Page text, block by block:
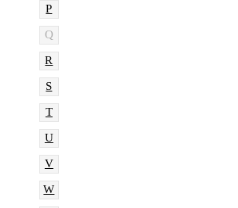
P
Q
R
S
T
U
V
W